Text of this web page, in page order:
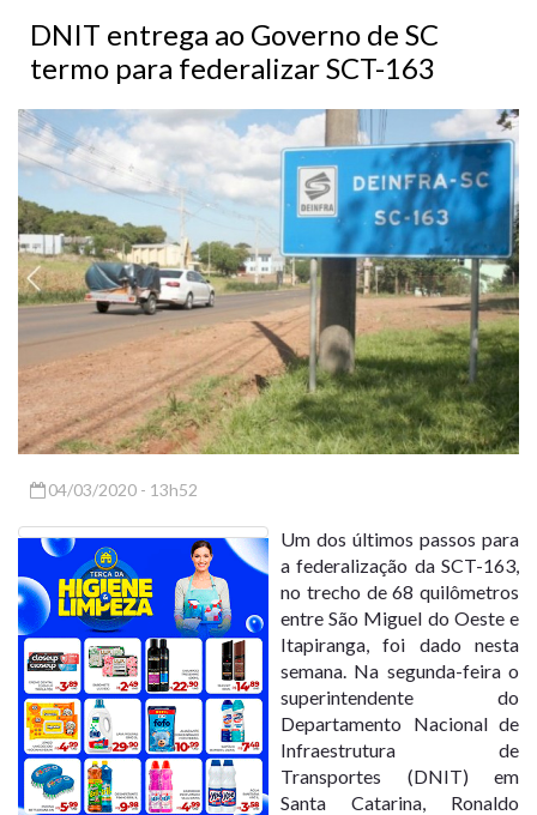
DNIT entrega ao Governo de SC
termo para federalizar SCT-163
04/03/2020 - 13h52
Um dos últimos passos para
a federalização da SCT-163,
no trecho de 68 quilômetros
entre São Miguel do Oeste e
Itapiranga, foi dado nesta
semana. Na segunda-feira o
superintendente do
Departamento Nacional de
Infraestrutura de
Transportes (DNIT) em
Santa Catarina, Ronaldo